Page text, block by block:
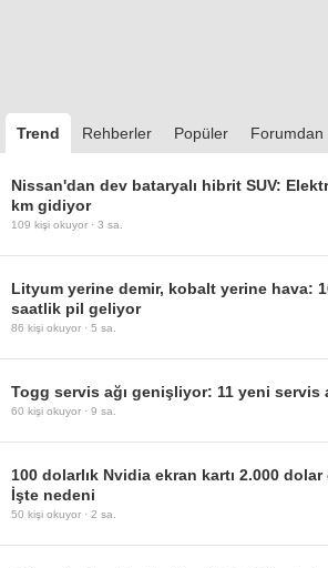
Trend Rehberler Popüler Forumdan
Nissan'dan dev bataryalı hibrit SUV:
km gidiyor
109 kişi okuyor · 3 sa.
Lityum yerine demir, kobalt yerine hava:
saatlik pil geliyor
86 kişi okuyor · 5 sa.
Togg servis ağı genişliyor: 11 yeni servis
60 kişi okuyor · 9 sa.
100 dolarlık Nvidia ekran kartı 2.000
İşte nedeni
50 kişi okuyor · 2 sa.